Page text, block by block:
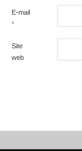
E-mail
*
Site
web